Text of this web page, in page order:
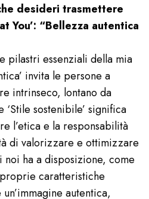
desideri trasmettere
You’: “Bellezza autentica
pilastri essenziali della mia
invita le persone a
intrinseco, lontano da
sostenibile’ significa
l’etica e la responsabilità
di valorizzare e ottimizzare
ha a disposizione, come
caratteristiche
autentica,